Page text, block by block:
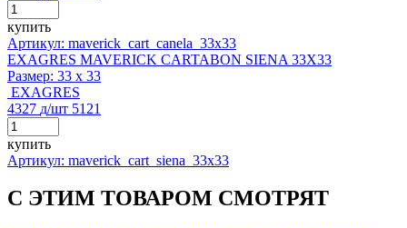
купить
Артикул: maverick_cart_canela_33x33
EXAGRES MAVERICK CARTABON SIENA 33X33
Размер: 33 x 33
EXAGRES
4327 д/шт 5121
купить
Артикул: maverick_cart_siena_33x33
С ЭТИМ ТОВАРОМ СМОТРЯТ